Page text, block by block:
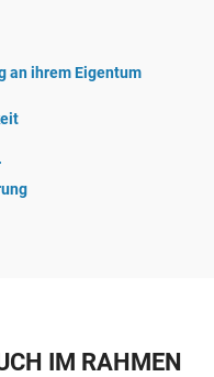
an ihrem Eigentum
IM RAHMEN